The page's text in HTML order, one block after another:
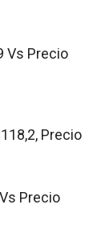
Vs Precio
Precio
Precio